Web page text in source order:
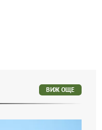
Варна с кампания
заедно с фолклорни
клубове
ВИЖ ОЩЕ